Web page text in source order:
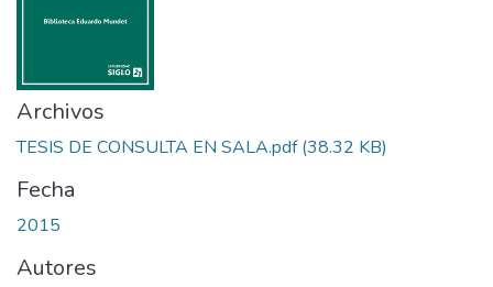
Archivos
TESIS DE CONSULTA EN SALA.pdf(38.32 KB)
Fecha
2015
Autores